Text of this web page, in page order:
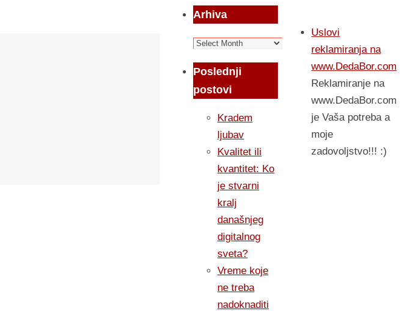
Arhiva
Arhiva
Poslednji
postovi
Kradem
ljubav
Kvalitet ili
kvantitet: Ko
je stvarni
kralj
današnjeg
digitalnog
sveta?
Vreme koje
ne treba
nadoknaditi
Uslovi
reklamiranja na
www.DedaBor.com
Reklamiranje na
www.DedaBor.com
je Vaša potreba a
moje
zadovoljstvo!!! :)